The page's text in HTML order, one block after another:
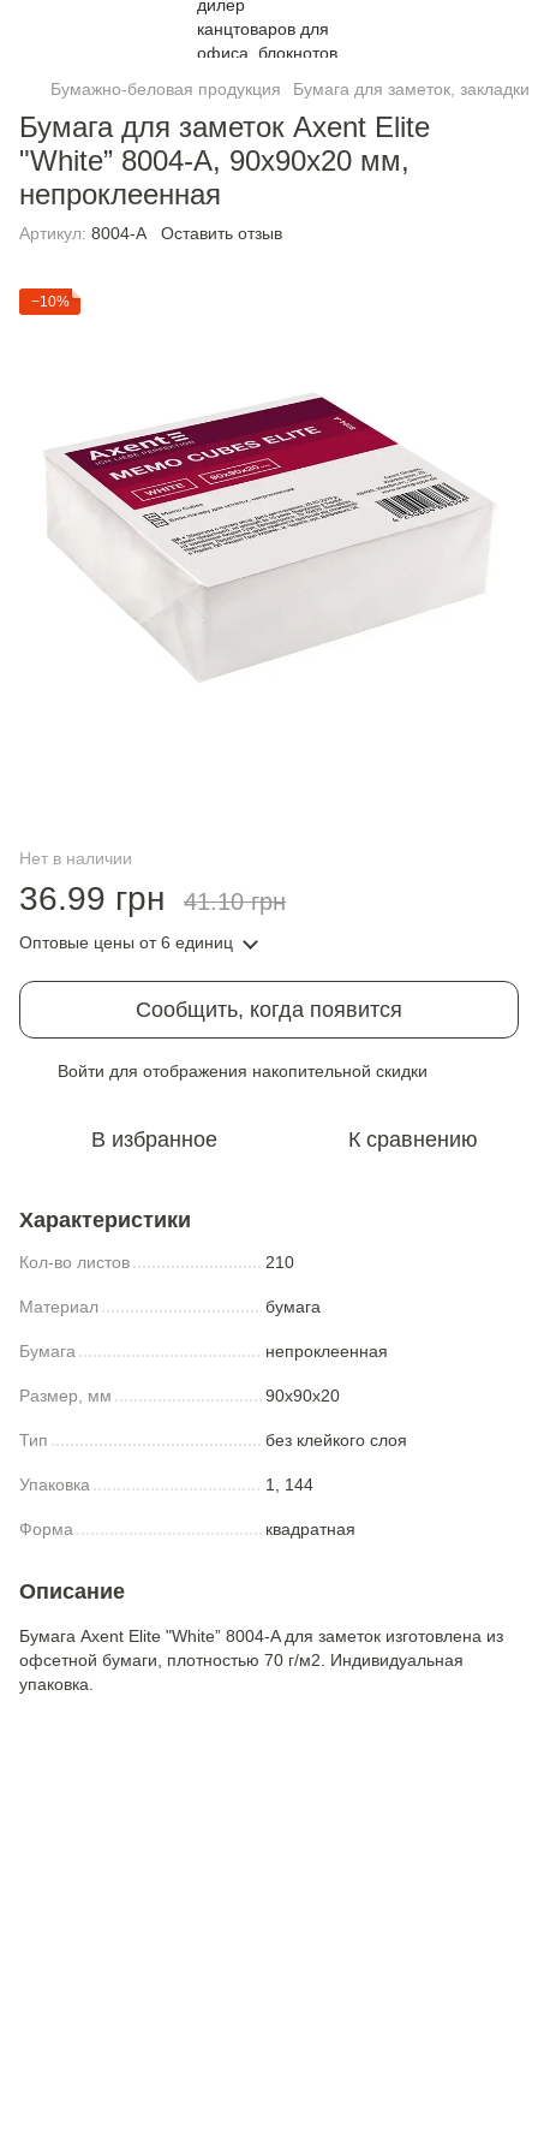
Бумажно-беловая продукция Бумага для заметок, закладки
Бумага для заметок Axent Elite
"White” 8004-A, 90х90х20 мм,
непроклеенная
Артикул: 8004-A Оставить отзыв
−10%
Нет в наличии
36.99 грн 41.10 грн
Оптовые цены от 6 единиц
Сообщить, когда появится
Войти для отображения накопительной скидки
В избранное К сравнению
Характеристики
Кол-во листов 210
Материал бумага
Бумага непроклеенная
Размер, мм 90x90x20
Тип без клейкого слоя
Упаковка 1, 144
Форма квадратная
Описание
Бумага Axent Elite "White” 8004-A для заметок изготовлена из
офсетной бумаги, плотностью 70 г/м2. Индивидуальная
упаковка.